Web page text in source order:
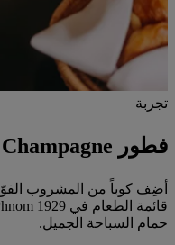
تجربة
فطور Parisian Champagne
أضِف كوباً من المشروب
حمام السباحة الجميل.